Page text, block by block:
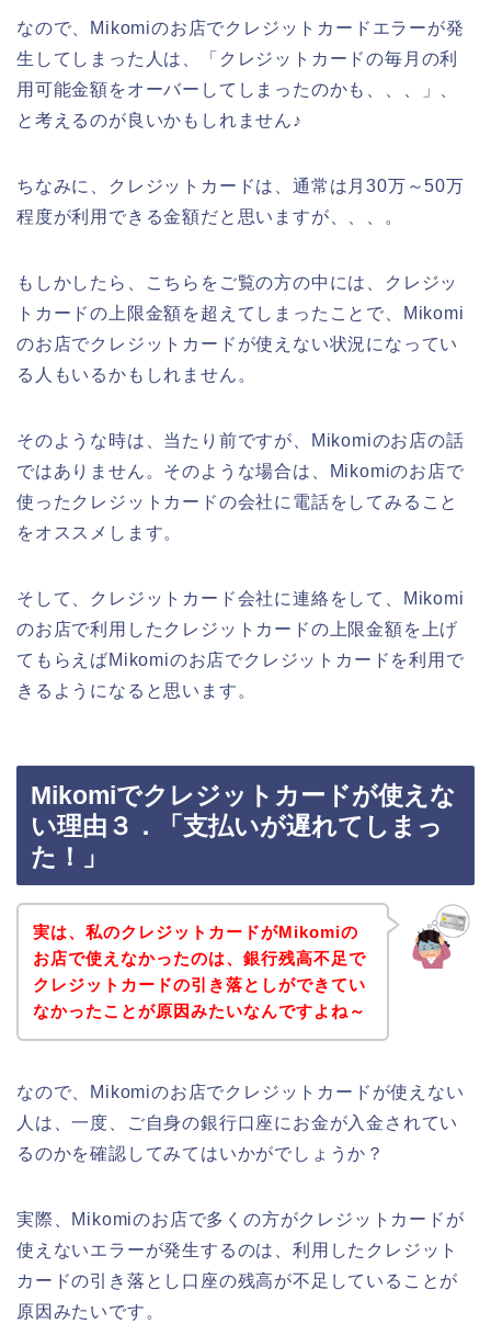
なので、Mikomiのお店でクレジットカードエラーが発
生してしまった人は、「クレジットカードの毎月の利
用可能金額をオーバーしてしまったのかも、、、」、
と考えるのが良いかもしれません♪
ちなみに、クレジットカードは、通常は月30万～50万
程度が利用できる金額だと思いますが、、、。
もしかしたら、こちらをご覧の方の中には、クレジッ
トカードの上限金額を超えてしまったことで、Mikomi
のお店でクレジットカードが使えない状況になってい
る人もいるかもしれません。
そのような時は、当たり前ですが、Mikomiのお店の話
ではありません。そのような場合は、Mikomiのお店で
使ったクレジットカードの会社に電話をしてみること
をオススメします。
そして、クレジットカード会社に連絡をして、Mikomi
のお店で利用したクレジットカードの上限金額を上げ
てもらえばMikomiのお店でクレジットカードを利用で
きるようになると思います。
Mikomiでクレジットカードが使えな
い理由３．「支払いが遅れてしまっ
た！」
実は、私のクレジットカードがMikomiの
お店で使えなかったのは、銀行残高不足で
クレジットカードの引き落としができてい
なかったことが原因みたいなんですよね～
なので、Mikomiのお店でクレジットカードが使えない
人は、一度、ご自身の銀行口座にお金が入金されてい
るのかを確認してみてはいかがでしょうか？
実際、Mikomiのお店で多くの方がクレジットカードが
使えないエラーが発生するのは、利用したクレジット
カードの引き落とし口座の残高が不足していることが
原因みたいです。